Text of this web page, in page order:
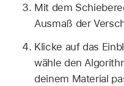
Mit dem
Ausmaß der
Klicke auf das
wähle den
deinem Material